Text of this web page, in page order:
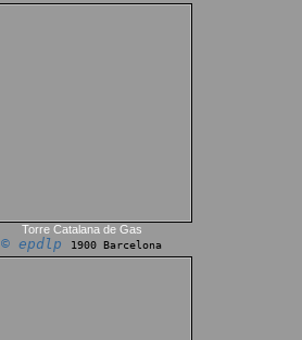
Torre Catalana de Gas
© epdlp 1900 Barcelona